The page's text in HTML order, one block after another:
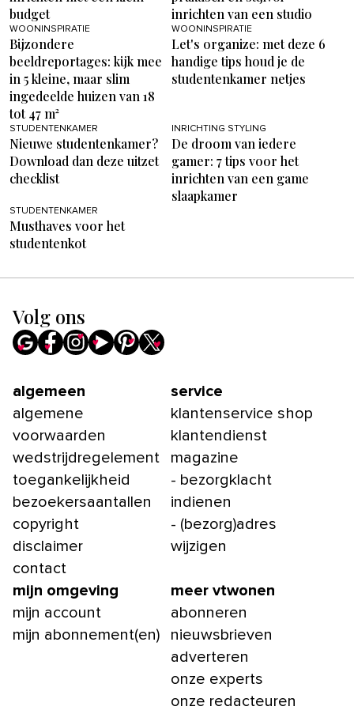
budget
inrichten van een studio
WOONINSPIRATIE
Bijzondere
beeldreportages: kijk mee
in 5 kleine, maar slim
ingedeelde huizen van 18
tot 47 m²
WOONINSPIRATIE
Let's organize: met deze 6
handige tips houd je de
studentenkamer netjes
STUDENTENKAMER
Nieuwe studentenkamer?
Download dan deze uitzet
checklist
INRICHTING STYLING
De droom van iedere
gamer: 7 tips voor het
inrichten van een game
slaapkamer
STUDENTENKAMER
Musthaves voor het
studentenkot
Volg ons
algemeen
algemene
voorwaarden
wedstrijdregelement
toegankelijkheid
bezoekersaantallen
copyright
disclaimer
contact
service
klantenservice shop
klantendienst
magazine
- bezorgklacht
indienen
- (bezorg)adres
wijzigen
mijn omgeving
mijn account
mijn abonnement(en)
meer vtwonen
abonneren
nieuwsbrieven
adverteren
onze experts
onze redacteuren